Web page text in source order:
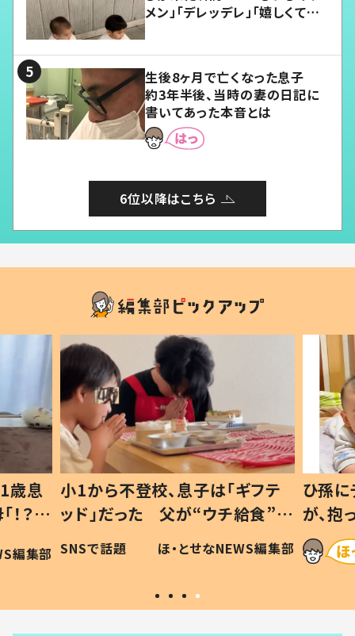
メン」「デレッデレ」「嬉しくて可
生後8ヶ月で亡くなった息子
約3年半後、当時の妻の日記に
書いてあった本音とは
6位以降はこちら
歳息
？」
編集部
小1から不登校、息子は「ギフテ
ッド」だった 父が“ウチ給食”を
作り続ける理由とは #令和の親
#令和の子
SNSで話題 ほ・とせなNEWS編集部
ひ孫
が、
「涙が
い」